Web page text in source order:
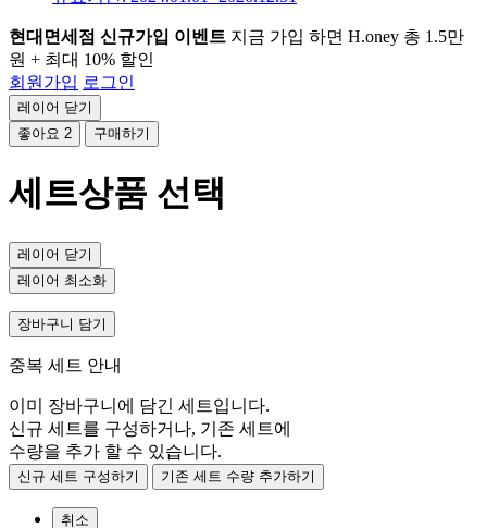
현대면세점 신규가입 이벤트 지금 가입 하면 H.oney 총 1.5만
원 + 최대 10% 할인
회원가입 로그인
레이어 닫기
좋아요 2 구매하기
세트상품 선택
레이어 닫기
레이어 최소화
장바구니 담기
중복 세트 안내
이미 장바구니에 담긴 세트입니다.
신규 세트를 구성하거나, 기존 세트에
수량을 추가 할 수 있습니다.
신규 세트 구성하기 기존 세트 수량 추가하기
취소